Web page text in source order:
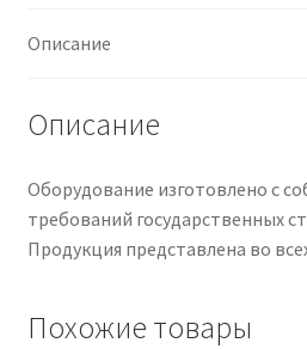
Описание
Описание
Оборудование изготовлено с
требований государственных
Продукция представлена во
Похожие товары